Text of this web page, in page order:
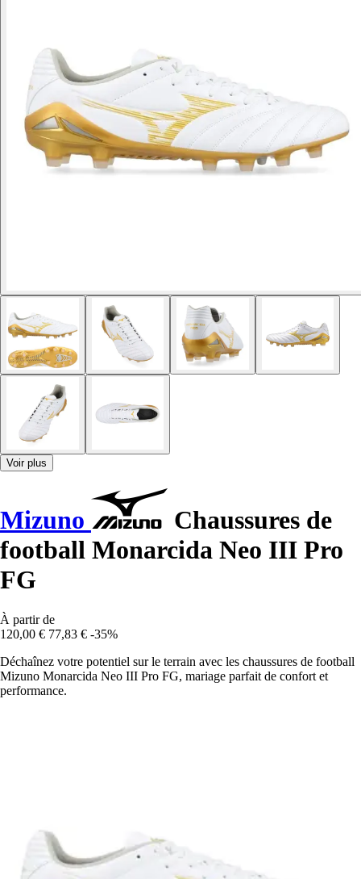
Voir plus
Mizuno
Chaussures de
football Monarcida Neo III Pro
FG
À partir de
120,00 € 77,83 € -35%
Déchaînez votre potentiel sur le terrain avec les chaussures de football
Mizuno Monarcida Neo III Pro FG, mariage parfait de confort et
performance.